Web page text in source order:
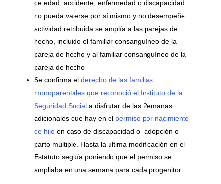
de edad, accidente, enfermedad o discapacidad
no pueda valerse por sí mismo y no desempeñe
actividad retribuida se amplía a las parejas de
hecho, incluido el familiar consanguíneo de la
pareja de hecho y al familiar consanguíneo de la
pareja de hecho
Se confirma el derecho de las familias
monoparentales que reconoció el Instituto de la
Seguridad Sociala disfrutar de las 2emanas
adicionales que hay en el permiso por nacimiento
de hijoen caso de discapacidad o adopción o
parto múltiple. Hasta la última modificación en el
Estatuto seguía poniendo que el permiso se
ampliaba en una semana para cada progenitor.